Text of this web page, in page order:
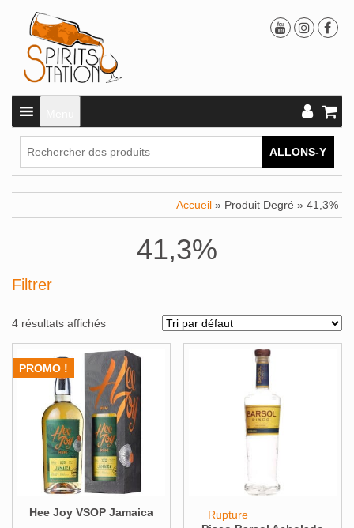
ALLONS-Y
Accueil » Produit Degré » 41,3%
41,3%
Filtrer
Alcools Bio
Bouteilles originales
Calendrier de l'avent
Coffrets Cadeau
Magnums et +
Pays
4 résultats affichés
PROMO !
Hee Joy VSOP Jamaica
Rupture